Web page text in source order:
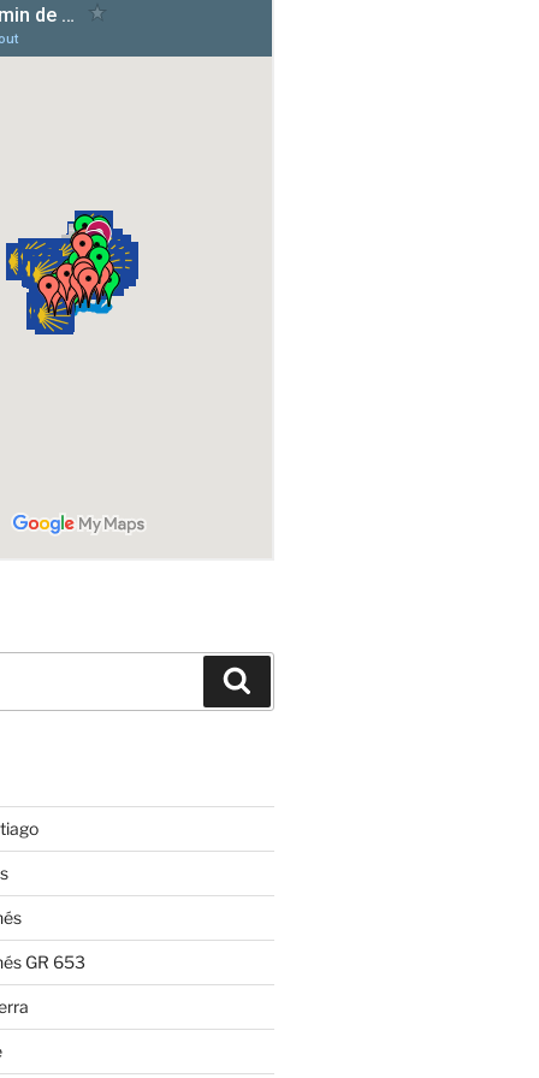
GR 653